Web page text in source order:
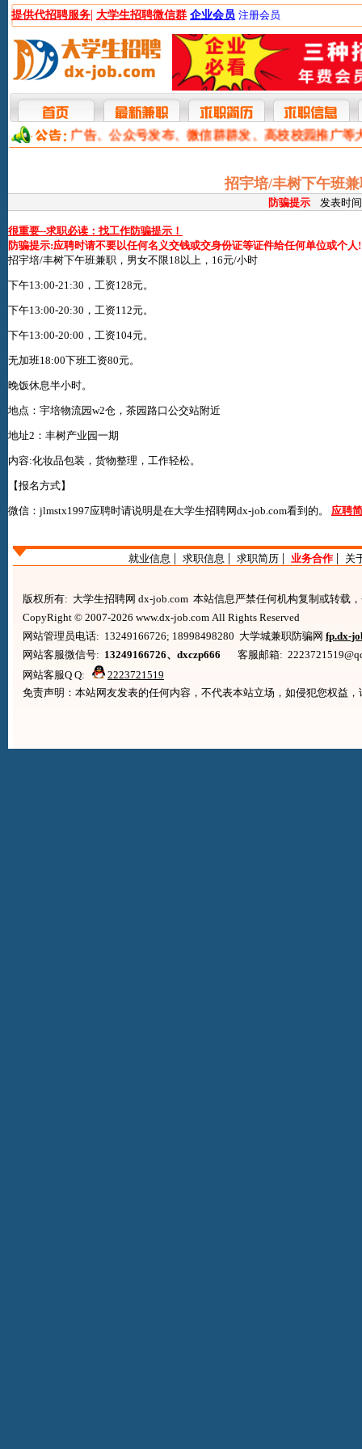
提供代招聘服务| 大学生招聘微信群 企业会员 注册会员
网提供网站广告、公众号发布、微信群群发、高校校园推广
招宇培/丰树下午班
防骗提示 发表时
很重要--求职必读：找工作防骗提示！
防骗提示:应聘时请不要以任何名义交钱或交身份证等证件给任何单位或个人!
招宇培/丰树下午班兼职，男女不限18以上，16元/小时
下午13:00-21:30，工资128元。
下午13:00-20:30，工资112元。
下午13:00-20:00，工资104元。
无加班18:00下班工资80元。
晚饭休息半小时。
地点：宇培物流园w2仓，茶园路口公交站附近
地址2：丰树产业园一期
内容:化妆品包装，货物整理，工作轻松。
【报名方式】
微信：jlmstx1997应聘时请说明是在大学生招聘网dx-job.com看到的。 应聘
就业信息 | 求职信息 | 求职简历| 业务合作| 关
版权所有: 大学生招聘网 dx-job.com 本站信息严禁任何机构复制或转载
CopyRight © 2007-2026 www.dx-job.com All Rights Reserved
网站管理员电话: 13249166726; 18998498280 大学城兼职防骗网 fp.dx-
网站客服微信号: 13249166726、dxczp666 客服邮箱:
网站客服Q Q:
2223721519
免责声明：本站网友发表的任何内容，不代表本站立场，如侵犯您权益